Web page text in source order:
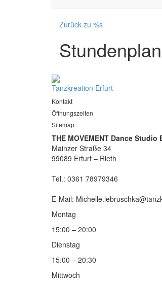
Zurück zu %s
Tanzkreation Erfurt
Kontakt
Öffnungszeiten
Sitemap
THE MOVEMENT Dance Studio
Mainzer Straße 34
99089 Erfurt – Rieth
Tel.: 0361 78979346
E-Mail:
Montag
15:00 – 20:00
Dienstag
15:00 – 20:30
Mittwoch